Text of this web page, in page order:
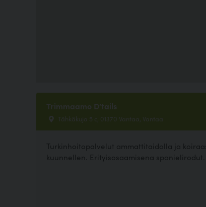
Trimmaamo D’tails
Tähkäkuja 5 c, 01370 Vantaa, Vantaa
Turkinhoitopalvelut ammattitaidolla ja koiraasi
kuunnellen. Erityisosaamisena spanielirodut.